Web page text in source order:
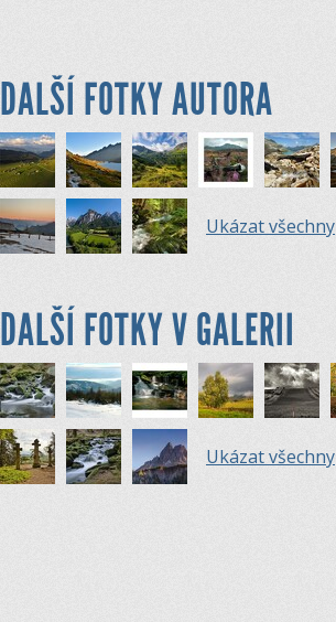
DALŠÍ FOTKY AUTORA
Ukázat všechny
DALŠÍ FOTKY V GALERII
Ukázat všechny